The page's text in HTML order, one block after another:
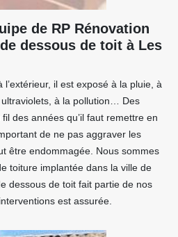
de RP Rénovation
dessous de toit à Les
il est exposé à la pluie, à
à la pollution… Des
des années qu’il faut remettre en
de ne pas aggraver les
être endommagée. Nous sommes
toiture implantée dans la ville de
dessous de toit fait partie de nos
est assurée.